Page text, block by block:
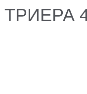
ТРИЕРА